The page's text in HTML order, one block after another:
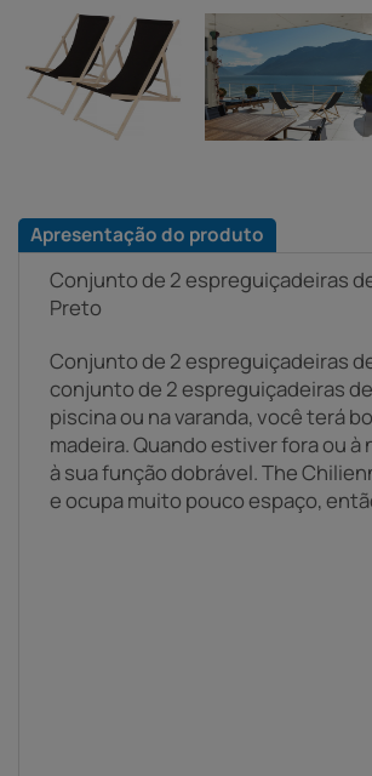
Apresentação do produto
Conjunto de 2 espreguiçadeiras
Preto
Conjunto de 2 espreguiçadeiras
conjunto de 2 espreguiçadeiras
piscina ou na varanda, você terá
madeira. Quando estiver fora ou
à sua função dobrável. The
e ocupa muito pouco espaço,